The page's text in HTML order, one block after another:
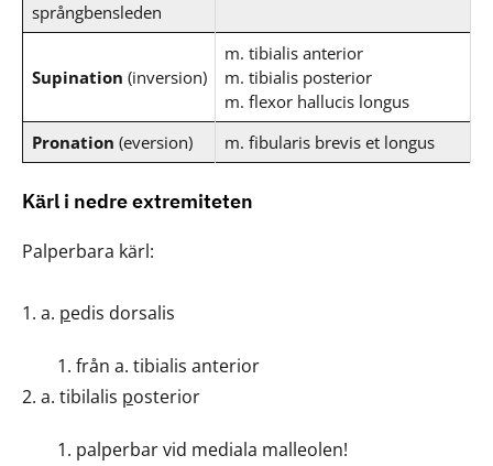
språngbensleden
Supination (inversion)
m. tibialis anterior
m. tibialis posterior
m. flexor hallucis longus
Pronation (eversion) m. fibularis brevis et longus
Kärl i nedre extremiteten
Palperbara kärl:
a. pedis dorsalis
från a. tibialis anterior
a. tibilalis posterior
palperbar vid mediala malleolen!